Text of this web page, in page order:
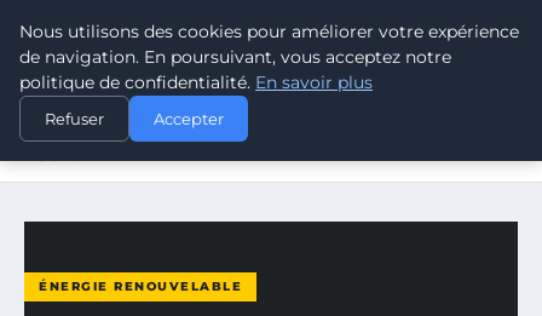
CLIMATE RESPONSE BLOG
ACCUEIL
ÉNERGIE RENOUVELABLE
TRANSITION ÉNERGÉTIQUE : ENJEUX ET PERSPECTIVES
ÉNERGIE RENOUVELABLE
Nous utilisons des cookies pour améliorer votre expérience
de navigation. En poursuivant, vous acceptez notre
politique de confidentialité. En savoir plus
Refuser Accepter